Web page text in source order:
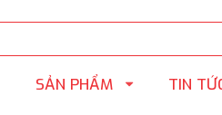
SẢN PHẨM TIN